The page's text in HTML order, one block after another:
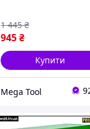
945₴
1 445 ₴
Купити
Mega Tool